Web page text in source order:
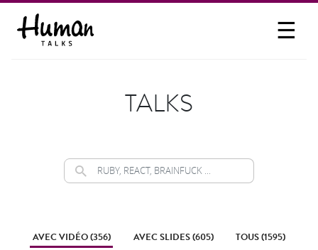
☰
PARTICIPER
TALKS
AVEC VIDÉO (356) AVEC SLIDES (605) TOUS (1595)